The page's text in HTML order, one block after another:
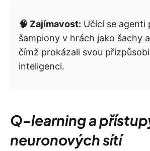
🧠 Zajímavost: Učící se agenti
šampiony v hrách jako šachy
čímž prokázali svou
inteligenci.
Q-learning a
neuronových sítí